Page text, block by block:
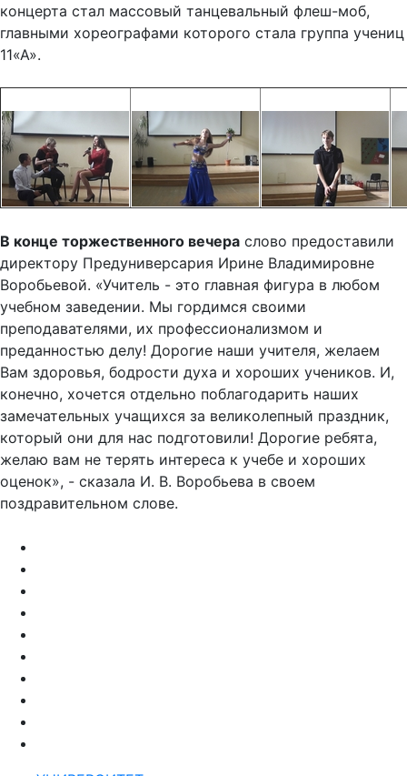
главными хореографами которого стала группа учениц
11«А».
директору Предуниверсария Ирине Владимировне
Воробьевой. «Учитель - это главная фигура в любом
учебном заведении. Мы гордимся своими
преподавателями, их профессионализмом и
преданностью делу! Дорогие наши учителя, желаем
Вам здоровья, бодрости духа и хороших учеников. И,
конечно, хочется отдельно поблагодарить наших
замечательных учащихся за великолепный праздник,
который они для нас подготовили! Дорогие ребята,
желаю вам не терять интереса к учебе и хороших
оценок», - сказала И. В. Воробьева в своем
поздравительном слове.